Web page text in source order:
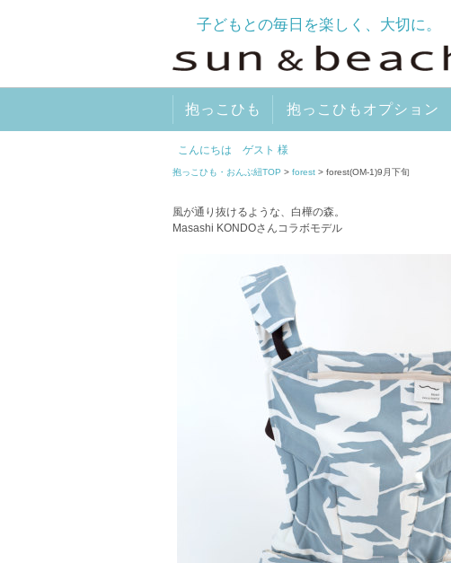
子どもとの毎日を楽しく、大切に。
抱っこひも 抱っこひもオプション
こんにちは ゲスト 様
抱っこひも・おんぶ紐TOP > forest > forest(OM-1)9月下旬
風が通り抜けるような、白樺の森。
Masashi KONDOさんコラボモデル